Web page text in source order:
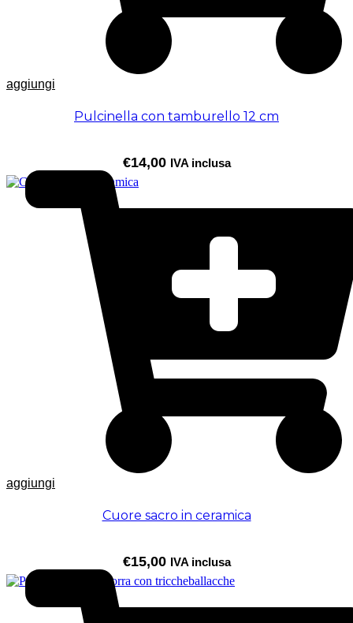
aggiungi
Pulcinella con tamburello 12 cm
€14,00 IVA inclusa
aggiungi
Cuore sacro in ceramica
€15,00 IVA inclusa